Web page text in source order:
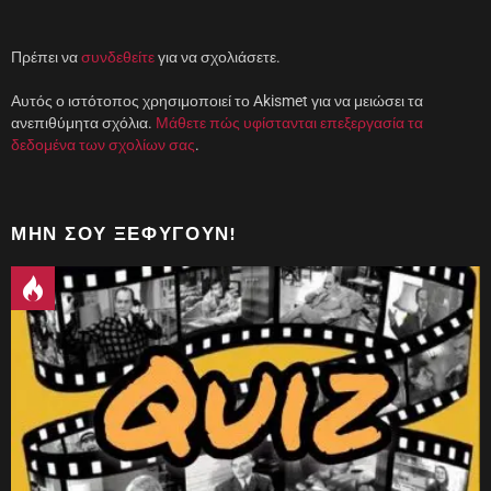
Πρέπει νασυνδεθείτεγια να σχολιάσετε.
Αυτός ο ιστότοπος χρησιμοποιεί το Akismet για να μειώσει τα
ανεπιθύμητα σχόλια. Μάθετε πώς υφίστανται επεξεργασία τα
δεδομένα των σχολίων σας.
ΜΗΝ ΣΟΥ ΞΕΦΎΓΟΥΝ!